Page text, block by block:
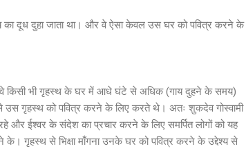
का दूध दुहा जाता था। और वे ऐसा केवल उस घर को पवित्र करने के
। वे किसी भी गृहस्थ के घर में आधे घंटे से अधिक (गाय दुहने के समय)
गृहस्थ को पवित्र करने के लिए करते थे। अतः शुकदेव गोस्वामी
और ईश्वर के संदेश का प्रचार करने के लिए समर्पित लोगों को यह
के। गृहस्थ से भिक्षा माँगना उनके घर को पवित्र करने के उद्देश्य से